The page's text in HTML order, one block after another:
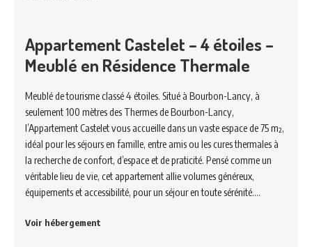
Appartement Castelet – 4 étoiles –
Meublé en Résidence Thermale
Meublé de tourisme classé 4 étoiles. Situé à Bourbon-Lancy, à
seulement 100 mètres des Thermes de Bourbon-Lancy,
l’Appartement Castelet vous accueille dans un vaste espace de 75 m²,
idéal pour les séjours en famille, entre amis ou les cures thermales à
la recherche de confort, d’espace et de praticité. Pensé comme un
véritable lieu de vie, cet appartement allie volumes généreux,
équipements et accessibilité, pour un séjour en toute sérénité.…
Voir hébergement